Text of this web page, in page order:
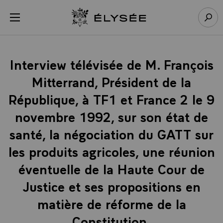
menu Retour à l’accueil Élysée
Interview télévisée de M. François
Mitterrand, Président de la
République, à TF1 et France 2 le 9
novembre 1992, sur son état de
santé, la négociation du GATT sur
les produits agricoles, une réunion
éventuelle de la Haute Cour de
Justice et ses propositions en
matière de réforme de la
Panneau de gestion des cookies